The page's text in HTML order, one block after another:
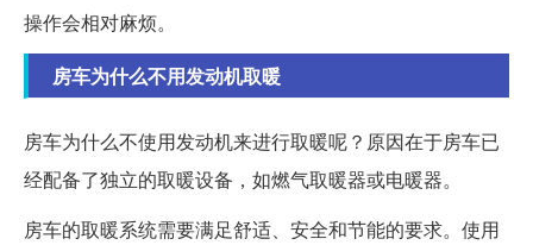
操作会相对麻烦。
房车为什么不用发动机取暖
房车为什么不使用发动机来进行取暖呢？原因在于房车已
经配备了独立的取暖设备，如燃气取暖器或电暖器。
房车的取暖系统需要满足舒适、安全和节能的要求。使用